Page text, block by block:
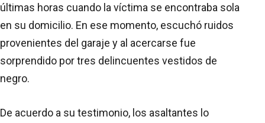
últimas horas cuando la víctima se encontraba sola
en su domicilio. En ese momento, escuchó ruidos
provenientes del garaje y al acercarse fue
sorprendido por tres delincuentes vestidos de
negro.
De acuerdo a su testimonio, los asaltantes lo